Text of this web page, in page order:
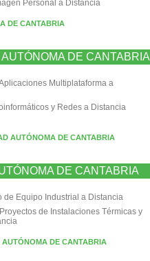
Personal a Distancia
DE CANTABRIA
DE CANTABRIA
Multiplataforma a
y Redes a Distancia
AUTÓNOMA DE CANTABRIA
DE CANTABRIA
de Equipo Industrial a Distancia
de Instalaciones Térmicas y
DE CANTABRIA